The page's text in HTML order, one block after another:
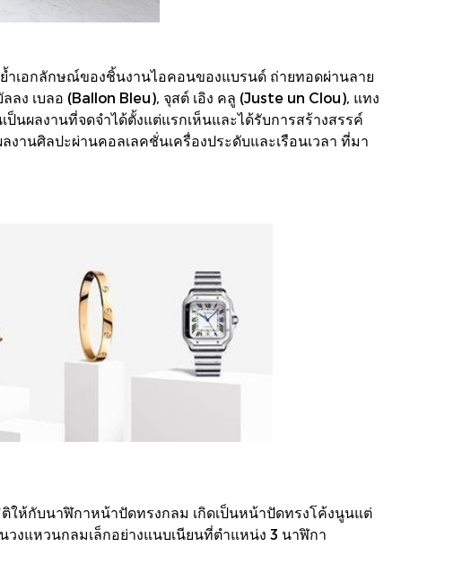
เอกลักษณ์ของชิ้นงานไอคอนของแบรนด์ ถ่ายทอดผ่านลาย
เบลอ (Ballon Bleu), จุสต์ เอิง คลู (Juste un Clou), แทง
ผลงานที่จดจำได้ตั้งแต่แรกเห็นและได้รับการสร้างสรรค์
นศิลปะผ่านคอลเลคชั่นเครื่องประดับและเรือนเวลา ที่มา
ให้กับนาฬิกาหน้าปัดทรงกลม เกิดเป็นหน้าปัดทรงโค้งนูนแต่
งแหวนกลมเล็กอย่างแนบเนียนที่ตำแหน่ง 3 นาฬิกา